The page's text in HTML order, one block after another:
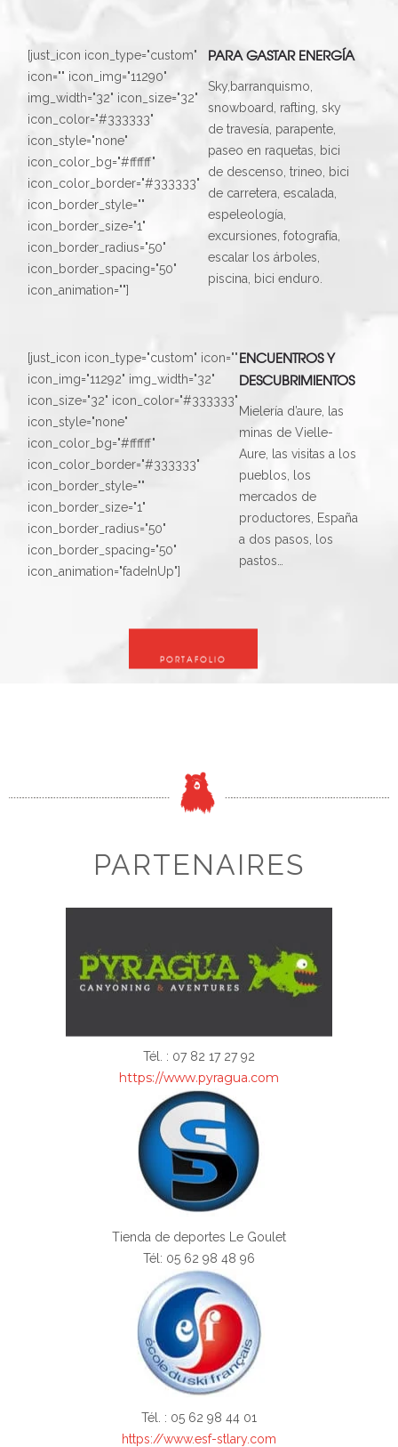
[just_icon icon_type="custom"
icon="" icon_img="11290"
img_width="32" icon_size="32"
icon_color="#333333"
icon_style="none"
icon_color_bg="#ffffff"
icon_color_border="#333333"
icon_border_style=""
icon_border_size="1"
icon_border_radius="50"
icon_border_spacing="50"
icon_animation=""]
PARA GASTAR ENERGÍA
Sky,barranquismo,
snowboard, rafting, sky
de travesía, parapente,
paseo en raquetas, bici
de descenso, trineo, bici
de carretera, escalada,
espeleología,
excursiones, fotografía,
escalar los árboles,
piscina, bici enduro.
[just_icon icon_type="custom" icon=""
icon_img="11292" img_width="32"
icon_size="32" icon_color="#333333"
icon_style="none"
icon_color_bg="#ffffff"
icon_color_border="#333333"
icon_border_style=""
icon_border_size="1"
icon_border_radius="50"
icon_border_spacing="50"
icon_animation="fadeInUp"]
ENCUENTROS Y
DESCUBRIMIENTOS
Mielería d’aure, las
minas de Vielle-
Aure, las visitas a los
pueblos, los
mercados de
productores, España
a dos pasos, los
pastos…
PORTAFOLIO
PARTENAIRES
Tél. : 07 82 17 27 92
https://www.pyragua.com
Tienda de deportes Le Goulet
Tél: 05 62 98 48 96
Tél. : 05 62 98 44 01
https://www.esf-stlary.com